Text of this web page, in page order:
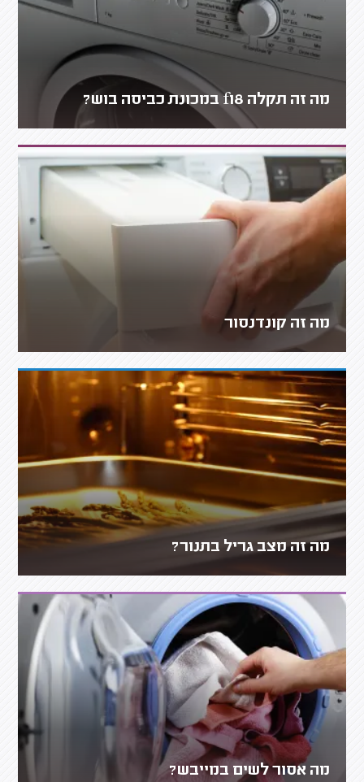
מה זה תקלה f18 במכונת כביסה בוש?
מה זה קונדנסור
מה זה מצב גריל בתנור?
מה אסור לשים במייבש?